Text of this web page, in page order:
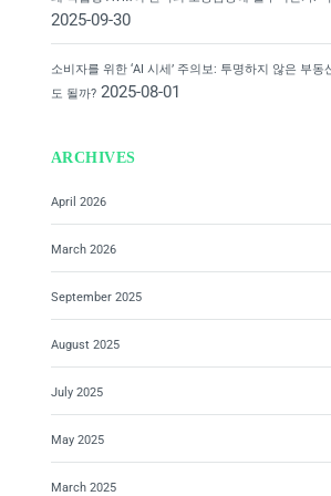
2025-09-30
소비자를 위한 ‘AI 시세’ 주의보: 투명하지 않은 부동
도 될까? 2025-08-01
ARCHIVES
April 2026
March 2026
September 2025
August 2025
July 2025
May 2025
March 2025